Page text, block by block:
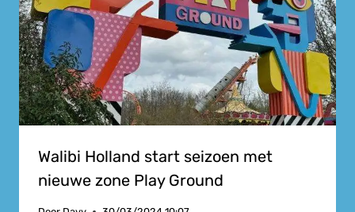
Walibi Holland start seizoen met
nieuwe zone Play Ground